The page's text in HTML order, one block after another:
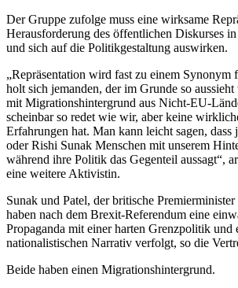
Der Gruppe zufolge muss eine wirksame
Herausforderung des öffentlichen Diskurses
und sich auf die Politikgestaltung auswirken.
„Repräsentation wird fast zu einem Synonym
holt sich jemanden, der im Grunde so
mit Migrationshintergrund aus Nicht-EU-
scheinbar so redet wie wir, aber keine
Erfahrungen hat. Man kann leicht sagen, dass
oder Rishi Sunak Menschen mit unserem
während ihre Politik das Gegenteil aussagt“,
eine weitere Aktivistin.
Sunak und Patel, der britische
haben nach dem Brexit-Referendum eine
Propaganda mit einer harten Grenzpolitik und
nationalistischen Narrativ verfolgt, so die
Beide haben einen Migrationshintergrund.